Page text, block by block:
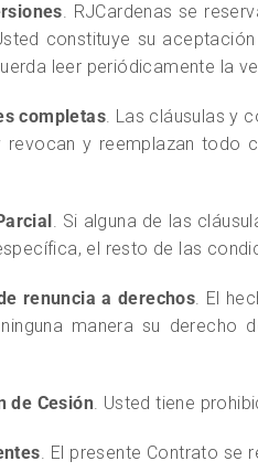
. RJCardenas se
constituye su
leer periódicamente la
completas. Las cláusulas y
revocan y reemplazan todo
. Si alguna de las
el resto de las
renuncia a derechos. El
manera su derecho
de Cesión. Usted tiene
. El presente Contrato se